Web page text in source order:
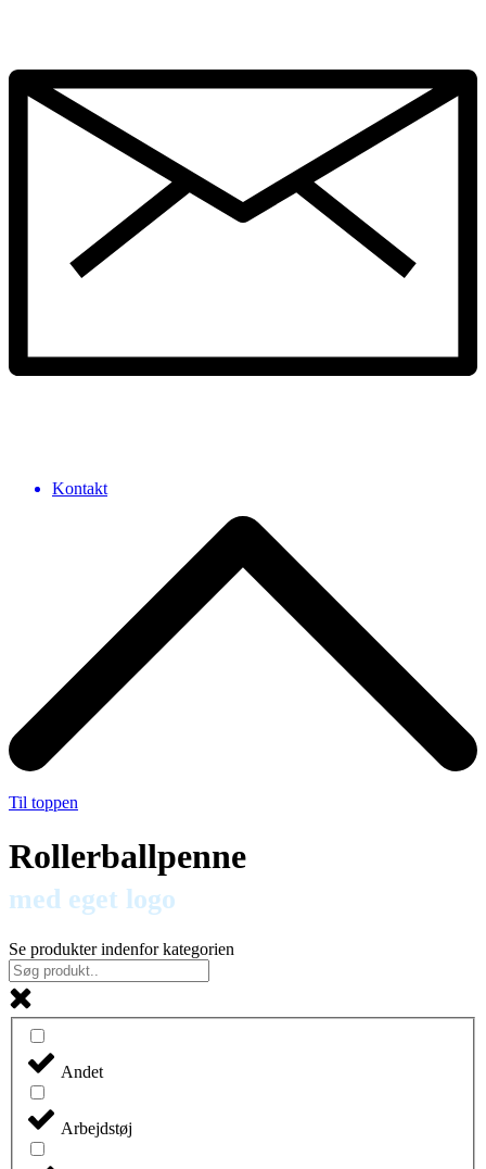
Kontakt
Til toppen
Rollerballpenne
med eget logo
Se produkter indenfor kategorien
Andet
Arbejdstøj